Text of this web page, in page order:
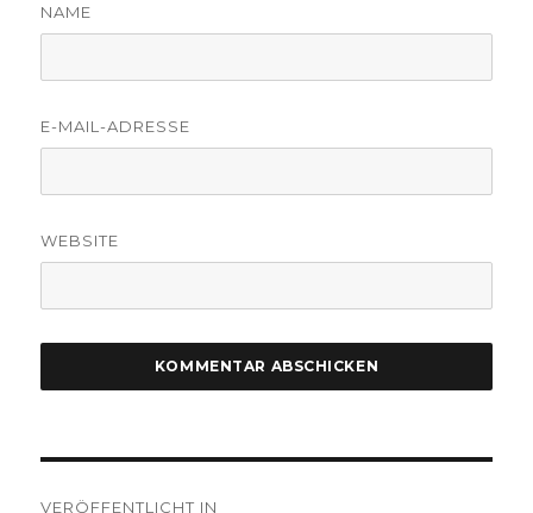
NAME
E-MAIL-ADRESSE
WEBSITE
VERÖFFENTLICHT IN